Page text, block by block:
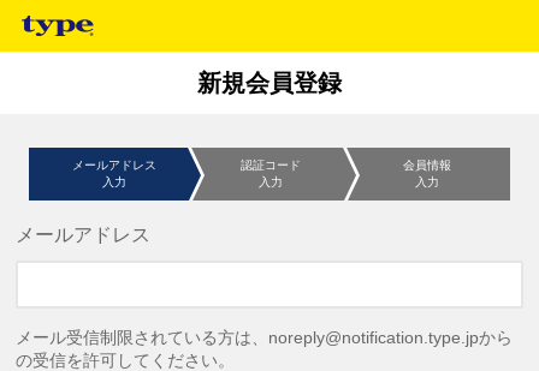
新規会員登録
メールアドレス
入力
認証コード
入力
会員情報
入力
メールアドレス
メール受信制限されている方は、noreply@notification.type.jpから
の受信を許可してください。